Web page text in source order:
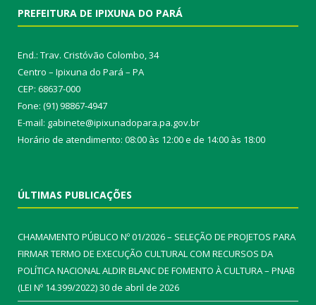
PREFEITURA DE IPIXUNA DO PARÁ
End.: Trav. Cristóvão Colombo, 34
Centro – Ipixuna do Pará – PA
CEP: 68637-000
Fone: (91) 98867-4947
E-mail: gabinete@ipixunadopara.pa.gov.br
Horário de atendimento: 08:00 às 12:00 e de 14:00 às 18:00
ÚLTIMAS PUBLICAÇÕES
CHAMAMENTO PÚBLICO Nº 01/2026 – SELEÇÃO DE PROJETOS PARA
FIRMAR TERMO DE EXECUÇÃO CULTURAL COM RECURSOS DA
POLÍTICA NACIONAL ALDIR BLANC DE FOMENTO À CULTURA – PNAB
(LEI Nº 14.399/2022)30 de abril de 2026